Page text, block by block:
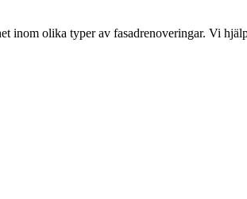
inom olika typer av fasadrenoveringar. Vi